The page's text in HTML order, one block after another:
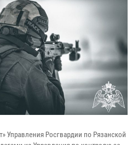
Управления Росгвардии по Рязанской